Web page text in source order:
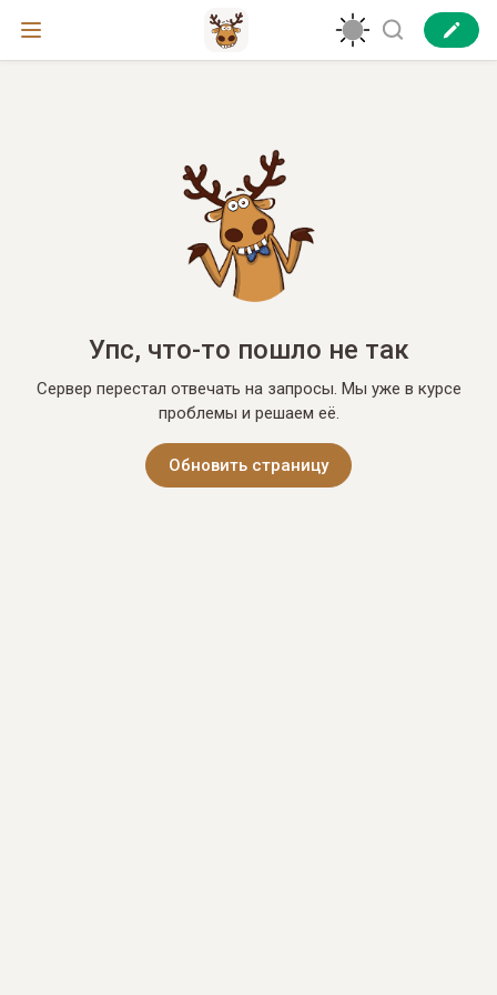
Упс, что-то пошло не так
Сервер перестал отвечать на запросы. Мы уже в курсе
проблемы и решаем её.
Обновить страницу